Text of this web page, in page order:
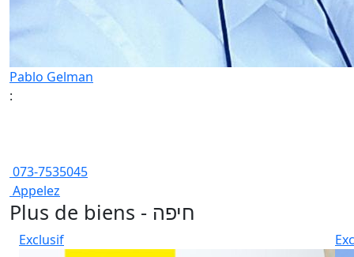
Pablo Gelman
:
073-7535045
Appelez
Plus de biens - חיפה
Exclusif